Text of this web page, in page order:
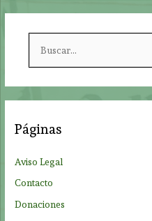
c
r
:
Páginas
Aviso Legal
Contacto
Donaciones